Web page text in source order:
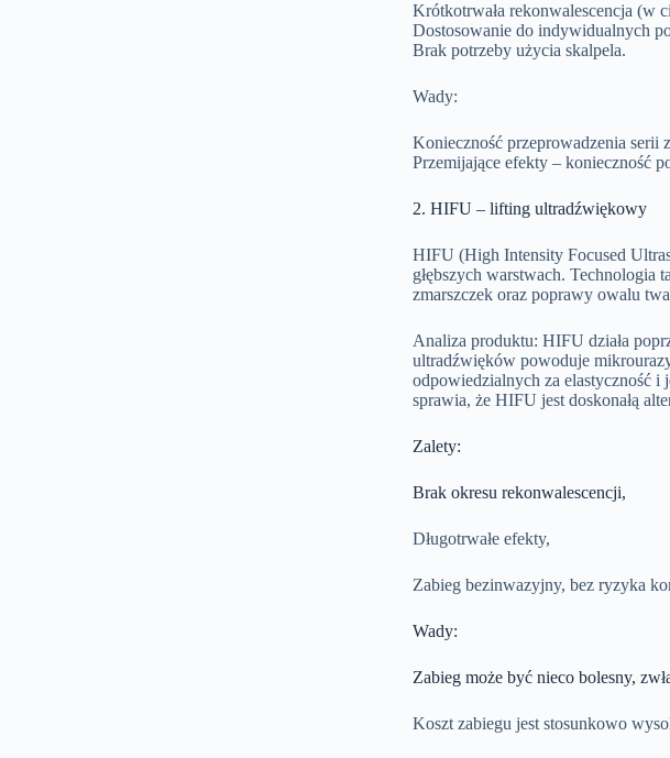
Krótkotrwała rekonwalescencja (w
Dostosowanie do indywidualnych
Brak potrzeby użycia skalpela.
Wady:
Konieczność przeprowadzenia serii
Przemijające efekty – konieczność
2. HIFU – lifting ultradźwiękowy
HIFU (High Intensity Focused
głębszych warstwach. Technologia
zmarszczek oraz poprawy owalu
Analiza produktu: HIFU działa
ultradźwięków powoduje
odpowiedzialnych za elastyczność i
sprawia, że HIFU jest doskonałą
Zalety:
Brak okresu rekonwalescencji,
Długotrwałe efekty,
Zabieg bezinwazyjny, bez ryzyka
Wady:
Zabieg może być nieco bolesny,
Koszt zabiegu jest stosunkowo